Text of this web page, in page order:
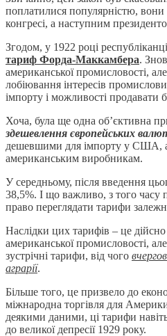
поплатилися популярністю, вони
конгресі, а наступним
Згодом, у 1922 році
тариф Форда-Маккамбера.
американської промисловості,
лобіювання інтересів
імпорту і можливості продавати
Хоча, була ще одна об’єктивна
здешевлення європейських
дешевшими для імпорту у США,
американським виробникам.
У середньому, після введення
38,5%. І що важливо, з того
право переглядати тарифи
Наслідки цих тарифів – це дійсно
американської промисловості,
зустрічні тарифи, від чого
аграрії.
Більше того, це призвело до
міжнародна торгівля для
деякими даними, ці тарифи
до великої депресії 1929 року.